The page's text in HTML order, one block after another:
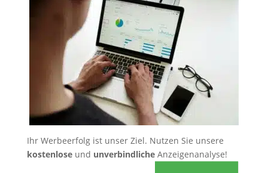
Ihr Werbeerfolg ist unser Ziel. Nutzen Sie unsere
kostenloseund unverbindlicheAnzeigenanalyse!